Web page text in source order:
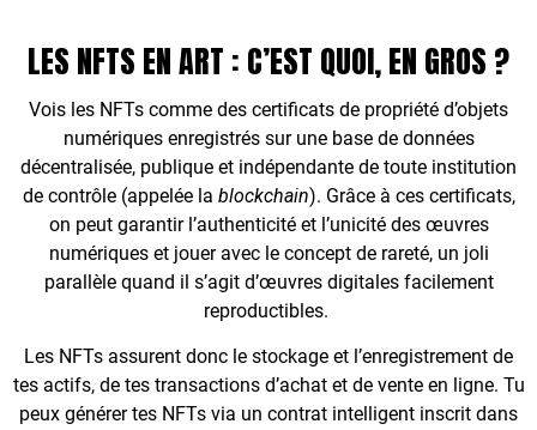
LES NFTS EN ART : C’EST QUOI, EN GROS ?
Vois les NFTs comme des certificats de propriété d’objets
numériques enregistrés sur une base de données
décentralisée, publique et indépendante de toute institution
de contrôle (appelée la blockchain). Grâce à ces certificats,
on peut garantir l’authenticité et l’unicité des œuvres
numériques et jouer avec le concept de rareté, un joli
parallèle quand il s’agit d’œuvres digitales facilement
reproductibles.
Les NFTs assurent donc le stockage et l’enregistrement de
tes actifs, de tes transactions d’achat et de vente en ligne. Tu
peux générer tes NFTs via un contrat intelligent inscrit dans